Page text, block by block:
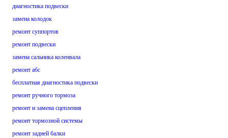
диагностика подвески
замена колодок
ремонт суппортов
ремонт подвески
замена сальника коленвала
ремонт абс
бесплатная диагностика подвески
ремонт ручного тормоза
ремонт и замена сцепления
ремонт тормозной системы
ремонт задней балки